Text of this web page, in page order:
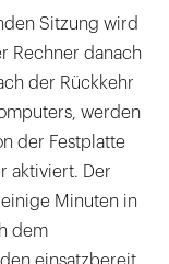
Sitzung wird
Rechner danach
der Rückkehr
werden
der Festplatte
aktiviert. Der
Minuten in
dem